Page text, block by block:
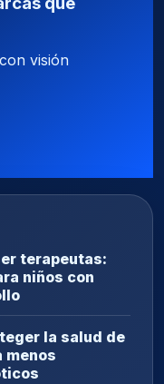
visión
terapeutas:
niños con
la salud de
menos